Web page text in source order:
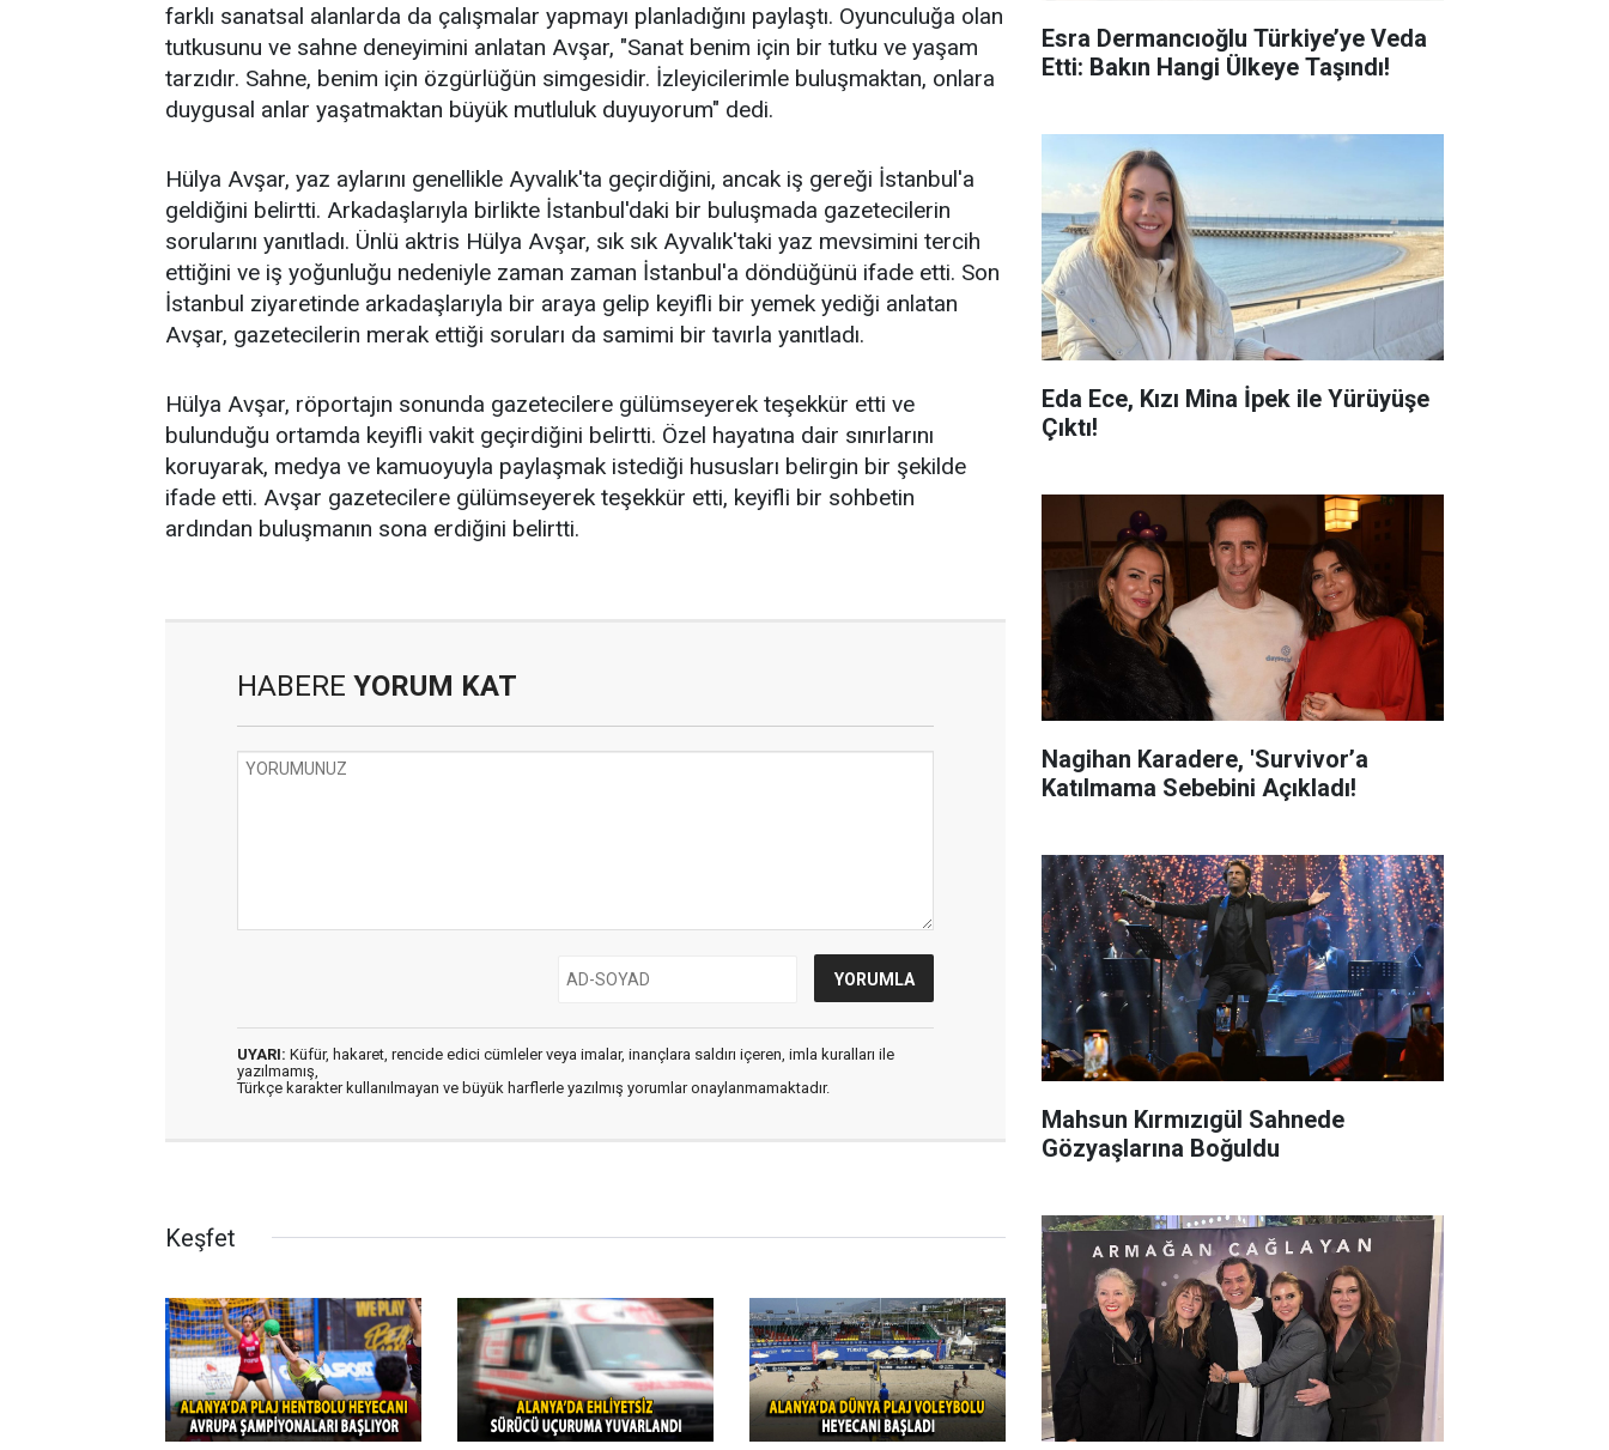
farklı sanatsal alanlarda da çalışmalar yapmayı planladığını paylaştı. Oyunculuğa olan
tutkusunu ve sahne deneyimini anlatan Avşar, "Sanat benim için bir tutku ve yaşam
tarzıdır. Sahne, benim için özgürlüğün simgesidir. İzleyicilerimle buluşmaktan, onlara
duygusal anlar yaşatmaktan büyük mutluluk duyuyorum" dedi.
Hülya Avşar, yaz aylarını genellikle Ayvalık'ta geçirdiğini, ancak iş gereği İstanbul'a
geldiğini belirtti. Arkadaşlarıyla birlikte İstanbul'daki bir buluşmada gazetecilerin
sorularını yanıtladı. Ünlü aktris Hülya Avşar, sık sık Ayvalık'taki yaz mevsimini tercih
ettiğini ve iş yoğunluğu nedeniyle zaman zaman İstanbul'a döndüğünü ifade etti. Son
İstanbul ziyaretinde arkadaşlarıyla bir araya gelip keyifli bir yemek yediği anlatan
Avşar, gazetecilerin merak ettiği soruları da samimi bir tavırla yanıtladı.
Hülya Avşar, röportajın sonunda gazetecilere gülümseyerek teşekkür etti ve
bulunduğu ortamda keyifli vakit geçirdiğini belirtti. Özel hayatına dair sınırlarını
koruyarak, medya ve kamuoyuyla paylaşmak istediği hususları belirgin bir şekilde
ifade etti. Avşar gazetecilere gülümseyerek teşekkür etti, keyifli bir sohbetin
ardından buluşmanın sona erdiğini belirtti.
HABERE YORUM KAT
UYARI: Küfür, hakaret, rencide edici cümleler veya imalar, inançlara saldırı içeren, imla kuralları ile
yazılmamış,
Türkçe karakter kullanılmayan ve büyük harflerle yazılmış yorumlar onaylanmamaktadır.
Keşfet
Esra Dermancıoğlu Türkiye’ye Veda
Etti: Bakın Hangi Ülkeye Taşındı!
Eda Ece, Kızı Mina İpek ile Yürüyüşe
Çıktı!
Nagihan Karadere, 'Survivor’a
Katılmama Sebebini Açıkladı!
Mahsun Kırmızıgül Sahnede
Gözyaşlarına Boğuldu